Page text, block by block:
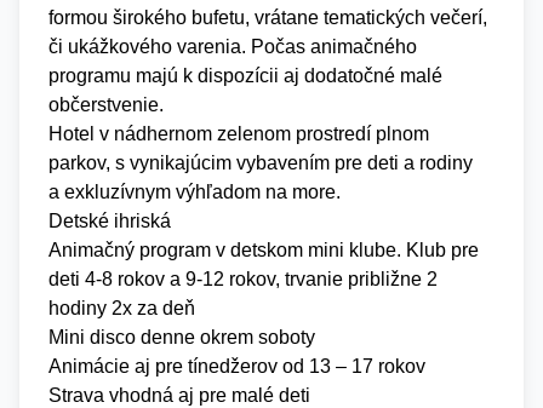
formou širokého bufetu, vrátane tematických večerí,
či ukážkového varenia. Počas animačného
programu majú k dispozícii aj dodatočné malé
občerstvenie.
Hotel v nádhernom zelenom prostredí plnom
parkov, s vynikajúcim vybavením pre deti a rodiny
a exkluzívnym výhľadom na more.
Detské ihriská
Animačný program v detskom mini klube. Klub pre
deti 4-8 rokov a 9-12 rokov, trvanie približne 2
hodiny 2x za deň
Mini disco denne okrem soboty
Animácie aj pre tínedžerov od 13 – 17 rokov
Strava vhodná aj pre malé deti